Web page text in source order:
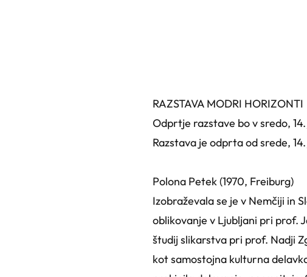
RAZSTAVA MODRI HORIZONTI
Odprtje razstave bo v sredo,
Razstava je odprta od srede,
Polona Petek (1970, Freiburg)
​Izobraževala se je v Nemčiji in
oblikovanje v Ljubljani pri prof.
študij slikarstva pri prof. Nadji
kot samostojna kulturna